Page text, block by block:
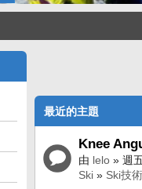
最近的主題
Knee
由 lelo » 週
Ski » Ski技